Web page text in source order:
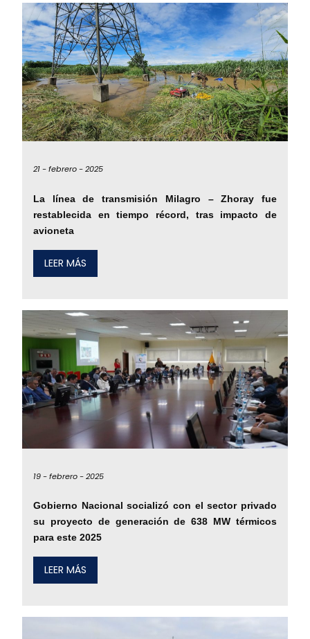
21 -febrero -2025
La línea de transmisión Milagro – Zhoray fue
restablecida en tiempo récord, tras impacto de
avioneta
LEER MÁS
19 -febrero -2025
Gobierno Nacional socializó con el sector privado
su proyecto de generación de 638 MW térmicos
para este 2025
LEER MÁS